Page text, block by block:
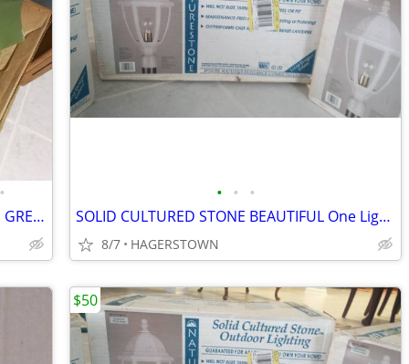
WALL RUBBER BASEBOARD, VINYL BLUE, GREEN, PINK
• • •
SOLID CULTURED STONE BEAUTIFUL One Light Post Lantern pole light
8/7 HAGERSTOWN
$50